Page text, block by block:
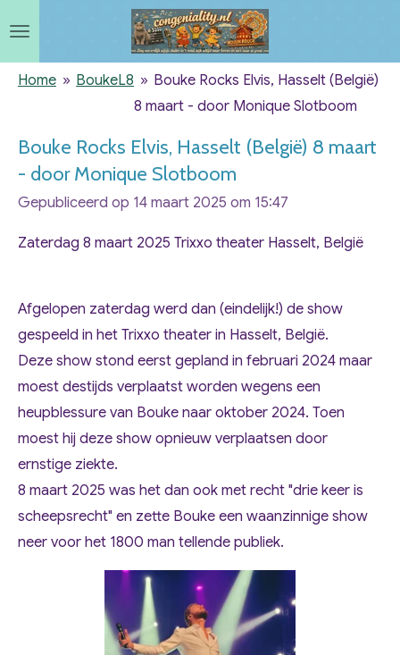
naar
Home » BoukeL8 » Bouke Rocks Elvis, Hasselt (België)
8 maart - door Monique Slotboom
Bouke Rocks Elvis, Hasselt (België) 8 maart
- door Monique Slotboom
Gepubliceerd op 14 maart 2025 om 15:47
Zaterdag 8 maart 2025 Trixxo theater Hasselt, België
Afgelopen zaterdag werd dan (eindelijk!) de show
gespeeld in het Trixxo theater in Hasselt, België.
Deze show stond eerst gepland in februari 2024 maar
moest destijds verplaatst worden wegens een
heupblessure van Bouke naar oktober 2024. Toen
moest hij deze show opnieuw verplaatsen door
ernstige ziekte.
8 maart 2025 was het dan ook met recht "drie keer is
scheepsrecht" en zette Bouke een waanzinnige show
neer voor het 1800 man tellende publiek.